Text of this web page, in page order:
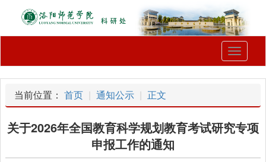
Toggle
当前位置： 首页 通知公示 正文
关于2026年全国教育科学规划教育考试研究专项
申报工作的通知